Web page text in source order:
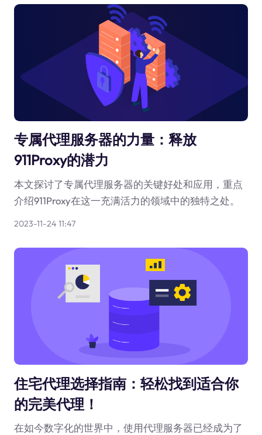
专属代理服务器的力量：释放
911Proxy的潜力
本文探讨了专属代理服务器的关键好处和应用，重点
介绍911Proxy在这一充满活力的领域中的独特之处。
2023-11-24 11:47
住宅代理选择指南：轻松找到适合你
的完美代理！
在如今数字化的世界中，使用代理服务器已经成为了